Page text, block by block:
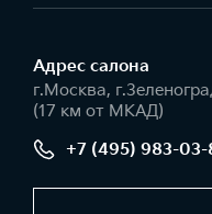
Адрес салонa
г.Москва,
(17 км от МКАД)
+7 (495) 983-03-